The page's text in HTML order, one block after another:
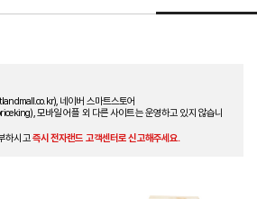
네이버 스마트스토어
모바일 어플 외 다른 사이트는 운영하고 있지 않습니
하시고즉시 전자랜드 고객센터로 신고해주세요.